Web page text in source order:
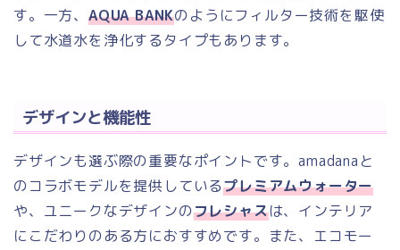
す。一方、 AQUA BANKのようにフィルター技術を駆使
して水道水を浄化するタイプもあります。
デザインと機能性
デザインも選ぶ際の重要なポイントです。amadanaと
のコラボモデルを提供しているプレミアムウォーター
や、ユニークなデザインのフレシャスは、インテリア
にこだわりのある方におすすめです。また、エコモー